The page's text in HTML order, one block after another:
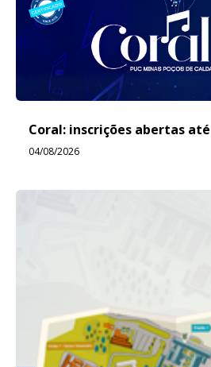
Coral: inscrições abertas
04/08/2026